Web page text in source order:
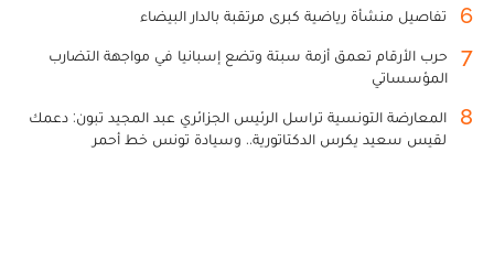
6 تفاصيل منشأة رياضية كبرى مرتقبة بالدار البيضاء
7
حرب الأرقام تعمق أزمة سبتة وتضع إسبانيا في مواجهة التضارب
المؤسساتي
8
المعارضة التونسية تراسل الرئيس الجزائري عبد المجيد تبون: دعمك
لقيس سعيد يكرس الدكتاتورية.. وسيادة تونس خط أحمر